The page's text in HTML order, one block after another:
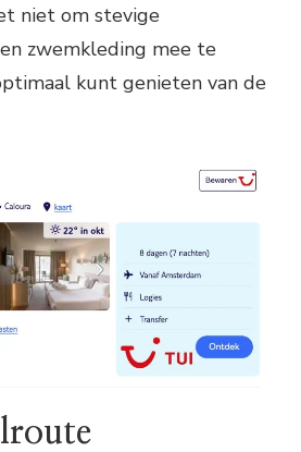
niet om stevige
zwemkleding mee te
kunt genieten van de